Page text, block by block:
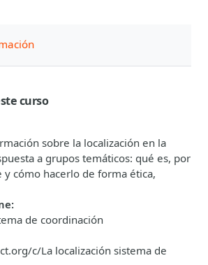
curso
sobre la localización en la
a grupos temáticos: qué es, por
cómo hacerlo de forma ética,
:
de coordinación
c/La localización sistema de